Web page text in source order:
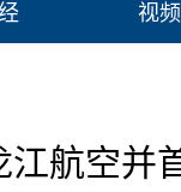
视频
航空并